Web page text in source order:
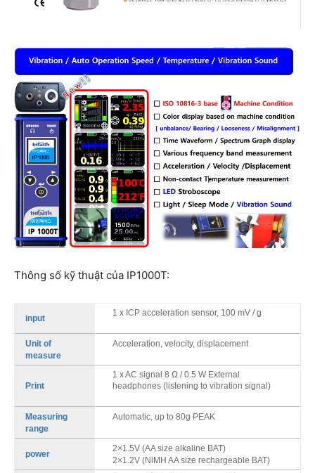
Thông số kỹ thuật của IP1000T:
input
1 x ICP acceleration sensor, 100 mV / g
Unit of
measure
Acceleration, velocity, displacement
Print
1 x AC signal 8 Ω / 0.5 W External
headphones (listening to vibration signal)
Measuring
range
Automatic, up to 80g PEAK
power
2×1.5V (AA size alkaline BAT)
2×1.2V (NiMH AA size rechargeable BAT)